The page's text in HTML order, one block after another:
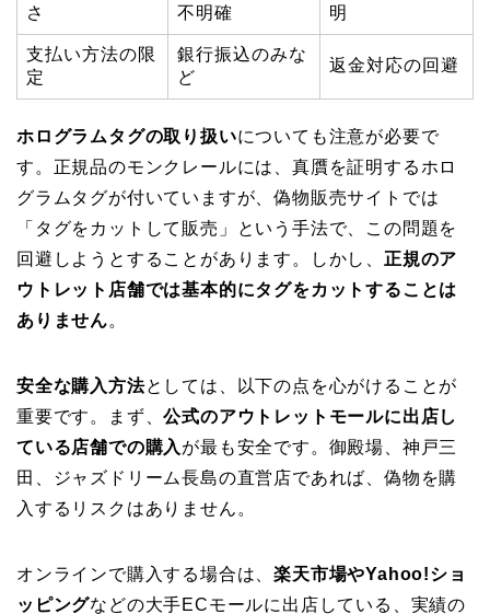
さ
不明確
明
支払い方法の限
定
銀行振込のみな
ど
返金対応の回避
ホログラムタグの取り扱いについても注意が必要で
す。正規品のモンクレールには、真贋を証明するホロ
グラムタグが付いていますが、偽物販売サイトでは
「タグをカットして販売」という手法で、この問題を
回避しようとすることがあります。しかし、 正規のア
ウトレット店舗では基本的にタグをカットすることは
ありません。
安全な購入方法としては、以下の点を心がけることが
重要です。まず、公式のアウトレットモールに出店し
ている店舗での購入 が最も安全です。御殿場、神戸三
田、ジャズドリーム長島の直営店であれば、偽物を購
入するリスクはありません。
オンラインで購入する場合は、楽天市場やYahoo!ショ
ッピングなどの大手ECモールに出店している、実績の